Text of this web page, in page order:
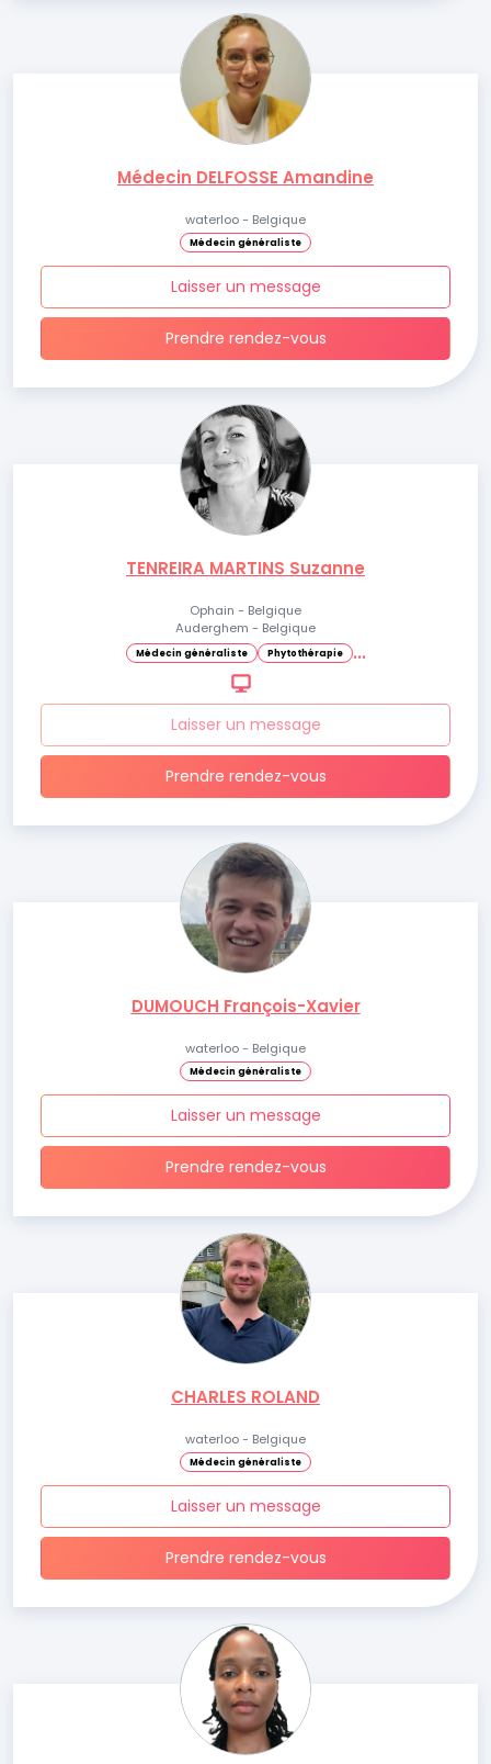
Médecin DELFOSSE Amandine
waterloo - Belgique
Médecin généraliste
Laisser un message
Prendre rendez-vous
TENREIRA MARTINS Suzanne
Ophain - Belgique
Auderghem - Belgique
Médecin généraliste Phytothérapie ...
Laisser un message
Prendre rendez-vous
DUMOUCH François-Xavier
waterloo - Belgique
Médecin généraliste
Laisser un message
Prendre rendez-vous
CHARLES ROLAND
waterloo - Belgique
Médecin généraliste
Laisser un message
Prendre rendez-vous